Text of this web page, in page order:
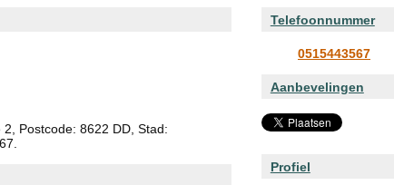
Postcode: 8622 DD, Stad:
Telefoonnummer
0515443567
Aanbevelingen
Profiel